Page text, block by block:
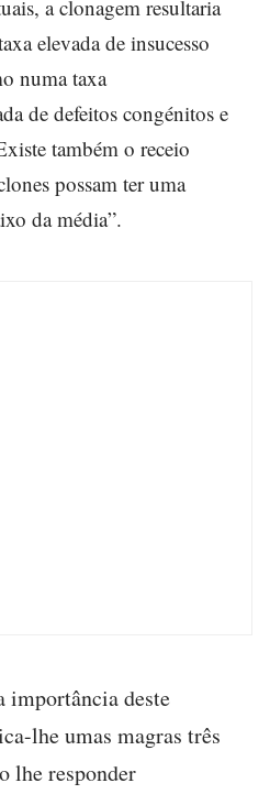
a clonagem resultaria
elevada de insucesso
numa taxa
de defeitos congénitos e
também o receio
possam ter uma
da média”.
importância deste
lhe umas magras três
lhe responder